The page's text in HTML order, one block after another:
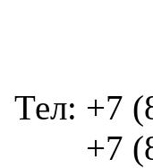
Тел: +7
+7